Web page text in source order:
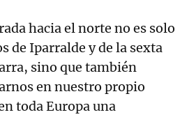
hacia el norte no es solo
de Iparralde y de la sexta
sino que también
en nuestro propio
toda Europa una